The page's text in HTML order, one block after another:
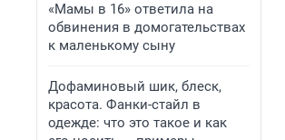
«Мамы в 16» ответила на
обвинения в домогательствах
к маленькому сыну
Дофаминовый шик, блеск,
красота. Фанки-стайл в
одежде: что это такое и как